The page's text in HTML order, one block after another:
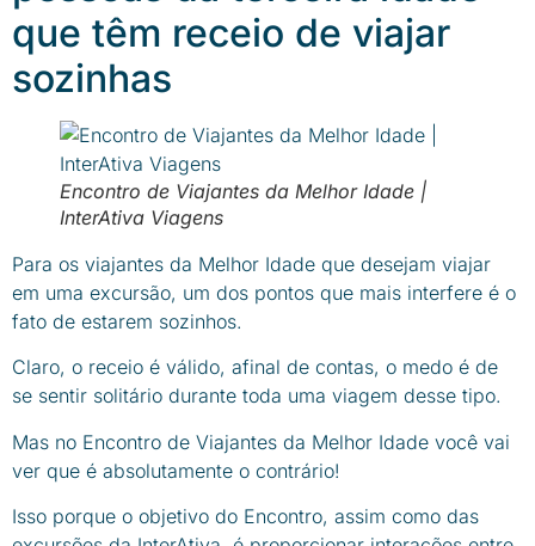
que têm receio de viajar
sozinhas
Encontro de Viajantes da Melhor Idade |
InterAtiva Viagens
Para os viajantes da Melhor Idade que desejam viajar
em uma excursão, um dos pontos que mais interfere é o
fato de estarem sozinhos.
Claro, o receio é válido, afinal de contas, o medo é de
se sentir solitário durante toda uma viagem desse tipo.
Mas no Encontro de Viajantes da Melhor Idade você vai
ver que é absolutamente o contrário!
Isso porque o objetivo do Encontro, assim como das